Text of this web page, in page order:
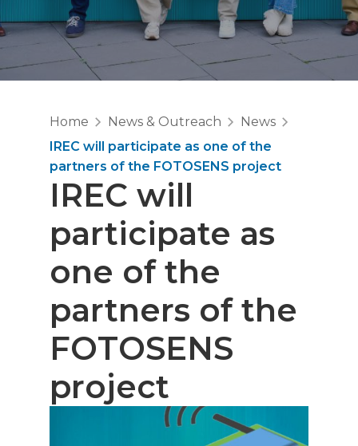
Home News & Outreach
News
IREC will participate as one of the
partners of the FOTOSENS project
IREC will
participate as
one of the
partners of the
FOTOSENS
project